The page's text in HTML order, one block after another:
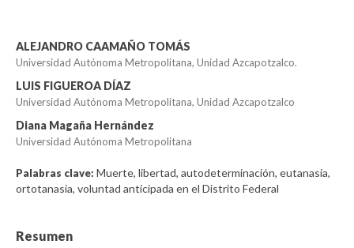
ALEJANDRO CAAMAÑO TOMÁS
Universidad Autónoma Metropolitana, Unidad Azcapotzalco.
LUIS FIGUEROA DÍAZ
Universidad Autónoma Metropolitana, Unidad Azcapotzalco
Diana Magaña Hernández
Universidad Autónoma Metropolitana
Palabras clave: Muerte, libertad, autodeterminación, eutanasia,
ortotanasia, voluntad anticipada en el Distrito Federal
Resumen